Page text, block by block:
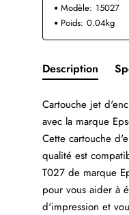
Modèle: 15027
Poids: 0.04kg
Description
Cartouche jet
avec la marque
Cette cartouche
qualité est
T027 de marque
pour vous aider à
d'impression et